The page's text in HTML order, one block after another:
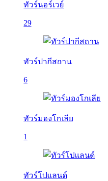
ทัวร์นอร์เวย์
29
ทัวร์ปากีสถาน
6
ทัวร์มองโกเลีย
1
ทัวร์โปแลนด์